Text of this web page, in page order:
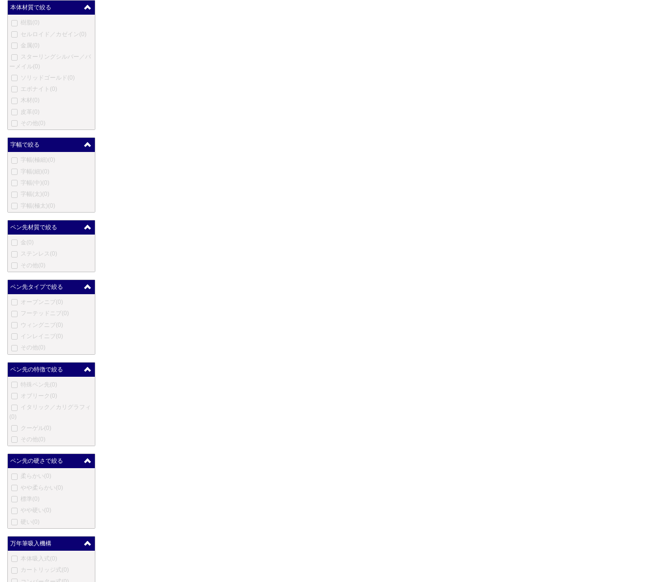
エリーゼ(0)
エクスキャリバー(0)
フェンド
フェルム
(0)
フィッシャー
ゲーハ
(0)
リ(0)
ジバンシー
グッチ (0)
ホールマーク
ハリー・ウィンストン(0)
エルメス(0)
英雄(0)
ハーシー(0)
伊東屋(0)
ジャン・ピエール・レピー
ヨルグ・イゼック
カンガルー
カヴェコ
(0)
コウコウボウ
クローネ(0)
ラレックス(0)
ラピタ(0)
マービートッド(0)
マスター(0)
メントモア(0)
メルリン (0)
メタフィス (0)
マイケルズファットボーイ
(0)
三菱鉛筆(0)
三越 (0)
ムーア(0)
モリソン (0)
ネットウーノ
ニューマン(0)
オート(0)
オスミア(0)
パラフェルナリア
ぺんてる(0)
ピエール・カルダン
プラトン (0)
レシーフ
(0)
本体材質で絞る
樹脂(0)
セルロイド／カゼイン (0)
金属(0)
スターリングシルバー／バ
ーメイル(0)
ソリッドゴールド (0)
エボナイト (0)
木材 (0)
皮革(0)
その他(0)
字幅で絞る
字幅(極細)(0)
字幅(細)(0)
字幅(中)(0)
字幅(太)(0)
字幅(極太)(0)
ペン先材質で絞る
金(0)
ステンレス (0)
その他(0)
ペン先タイプで絞る
オープンニブ(0)
フーテッドニブ(0)
ウィングニブ(0)
インレイニブ(0)
その他(0)
ペン先の特徴で絞る
特殊ペン先 (0)
オブリーク (0)
イタリック／カリグラフィ
(0)
クーゲル(0)
その他(0)
ペン先の硬さで絞る
柔らかい(0)
やや柔らかい(0)
標準 (0)
やや硬い(0)
硬い(0)
万年筆吸入機構
本体吸入式 (0)
カートリッジ式 (0)